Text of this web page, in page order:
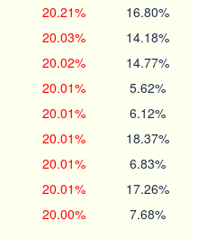
20.21% 16.80%
20.03% 14.18%
20.02% 14.77%
20.01% 5.62%
20.01% 6.12%
20.01% 18.37%
20.01% 6.83%
20.01% 17.26%
20.00% 7.68%